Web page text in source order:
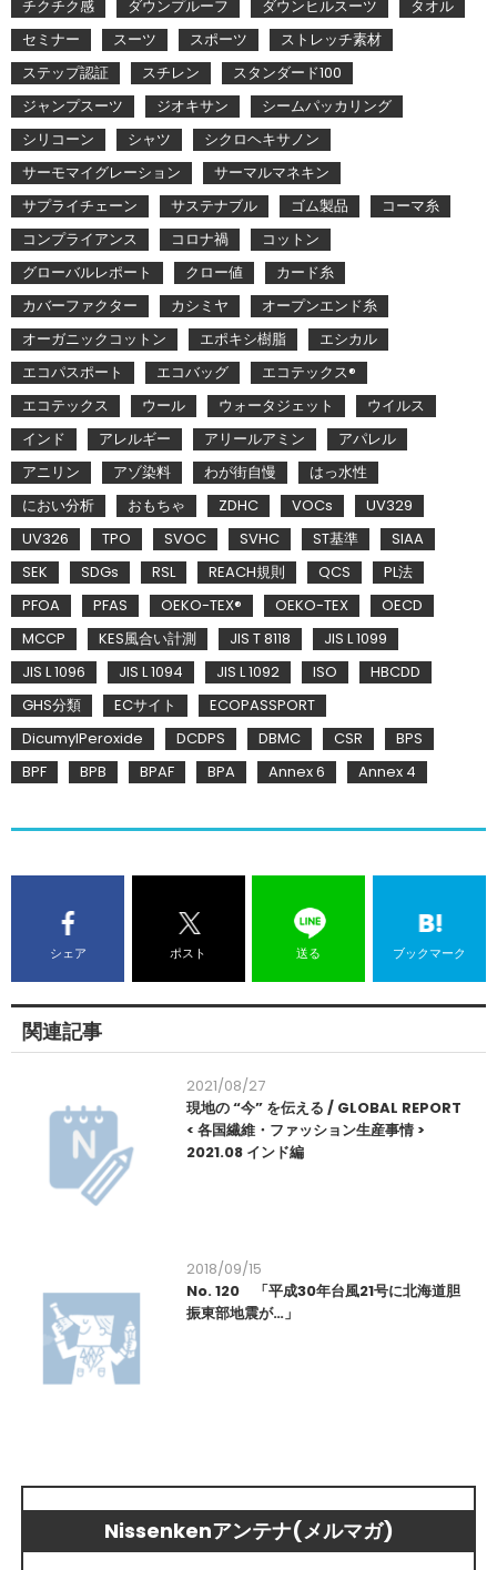
チクチク感 ダウンプルーフ ダウンヒルスーツ
タオル
セミナー
スーツ スポーツ
ストレッチ素材
ステップ認証
スチレン
スタンダード100
ジャンプスーツ
ジオキサン
シームパッカリング
シリコーン
シャツ
シクロヘキサノン
サーモマイグレーション
サーマルマネキン
サプライチェーン
サステナブル ゴム製品
コーマ糸
コンプライアンス
コロナ禍
コットン
グローバルレポート
クロー値
カード糸
カバーファクター
カシミヤ
オープンエンド糸
オーガニックコットン
エポキシ樹脂
エシカル
エコパスポート
エコバッグ
エコテックス®
エコテックス
ウール ウォータジェット
ウイルス
インド
アレルギー アリールアミン
アパレル
アニリン
アゾ染料 わが街自慢
はっ水性
におい分析
おもちゃ ZDHC VOCs
UV329
UV326
TPO SVOC SVHC ST基準
SIAA
SEK
SDGs RSL REACH規則 QCS
PL法
PFOA
PFAS OEKO-TEX® OEKO-TEX
OECD
MCCP
KES風合い計測 JIS T 8118
JIS L 1099
JIS L 1096
JIS L 1094 JIS L 1092 ISO
HBCDD
GHS分類
ECサイト
ECOPASSPORT
DicumylPeroxide
DCDPS DBMC CSR
BPS
BPF
BPB BPAF BPA Annex 6 Annex 4
シェア ポスト 送る ブックマーク
関連記事
2021/08/27
現地の “今” を伝える / GLOBAL REPORT
< 各国繊維・ファッション生産事情 >
2021.08 インド編
2018/09/15
No. 120 「平成30年台風21号に北海道胆
振東部地震が…」
Nissenkenアンテナ(メルマガ)